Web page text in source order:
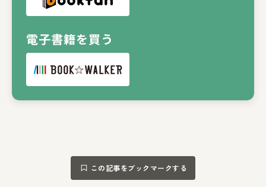
電子書籍を買う
この記事をブックマークする